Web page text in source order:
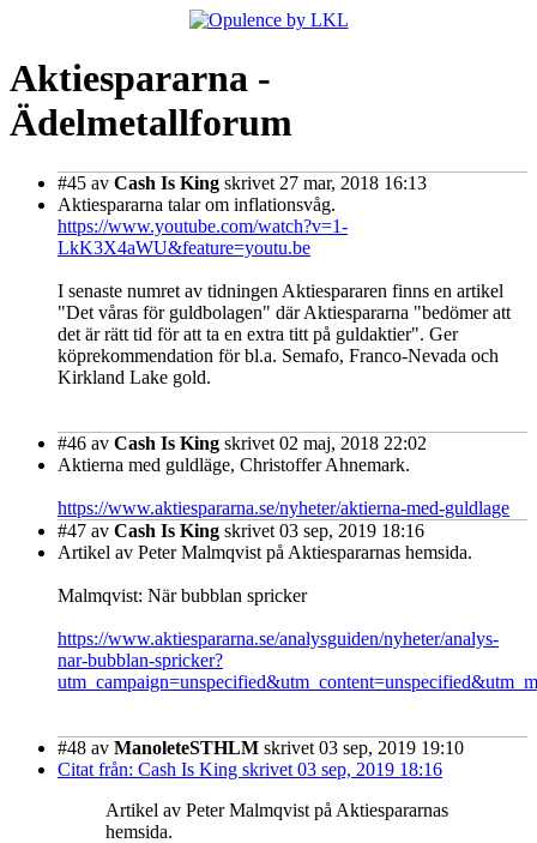
Aktiespararna -
Ädelmetallforum
#45 av Cash Is King skrivet 27 mar, 2018 16:13
Aktiespararna talar om inflationsvåg.
https://www.youtube.com/watch?v=1-
LkK3X4aWU&feature=youtu.be
I senaste numret av tidningen Aktiespararen finns en artikel
"Det våras för guldbolagen" där Aktiespararna "bedömer att
det är rätt tid för att ta en extra titt på guldaktier". Ger
köprekommendation för bl.a. Semafo, Franco-Nevada och
Kirkland Lake gold.
#46 av Cash Is King skrivet 02 maj, 2018 22:02
Aktierna med guldläge, Christoffer Ahnemark.
https://www.aktiespararna.se/nyheter/aktierna-med-guldlage
#47 av Cash Is King skrivet 03 sep, 2019 18:16
Artikel av Peter Malmqvist på Aktiespararnas hemsida.
Malmqvist: När bubblan spricker
https://www.aktiespararna.se/analysguiden/nyheter/analys-
nar-bubblan-spricker?
#48 av ManoleteSTHLM skrivet 03 sep, 2019 19:10
Citat från: Cash Is King skrivet 03 sep, 2019 18:16
Artikel av Peter Malmqvist på Aktiespararnas
hemsida.